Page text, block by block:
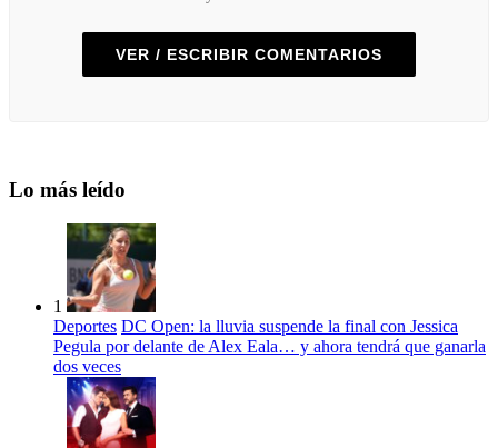
VER / ESCRIBIR COMENTARIOS
Lo más leído
1
Deportes DC Open: la lluvia suspende la final con Jessica
Pegula por delante de Alex Eala… y ahora tendrá que ganarla
dos veces